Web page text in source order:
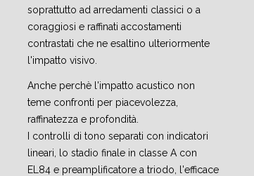
soprattutto ad arredamenti classici o a
coraggiosi e raffinati accostamenti
contrastati che ne esaltino ulteriormente
l'impatto visivo.
Anche perchè l'impatto acustico non
teme confronti per piacevolezza,
raffinatezza e profondità.
I controlli di tono separati con indicatori
lineari, lo stadio finale in classe A con
EL84 e preamplificatore a triodo, l'efficace